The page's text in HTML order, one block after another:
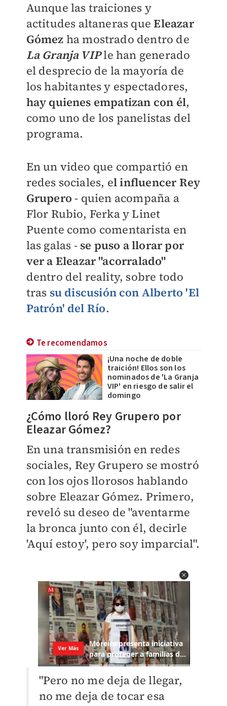
Aunque las traiciones y
actitudes altaneras queEleazar
Gómez ha mostrado dentro de
La Granja VIPle han generado
el desprecio de la mayoría de
los habitantes y espectadores,
hay quienes empatizan con él,
como uno de los panelistas del
programa.
En un video que compartió en
redes sociales, el influencer Rey
Grupero - quien acompaña a
Flor Rubio, Ferka y Linet
Puente como comentarista en
las galas - se puso a llorar por
ver a Eleazar "acorralado"
dentro del reality, sobre todo
tras su discusión con Alberto 'El
Patrón' del Río.
Te recomendamos
¡Una noche de doble
traición! Ellos son los
nominados de 'La Granja
VIP' en riesgo de salir el
domingo
¿Cómo lloró Rey Grupero por
Eleazar Gómez?
En una transmisión en redes
sociales, Rey Grupero se mostró
con los ojos llorosos hablando
sobre Eleazar Gómez. Primero,
reveló su deseo de "aventarme
la bronca junto con él, decirle
'Aquí estoy', pero soy imparcial".
"Pero no me deja de llegar,
no me deja de tocar esa